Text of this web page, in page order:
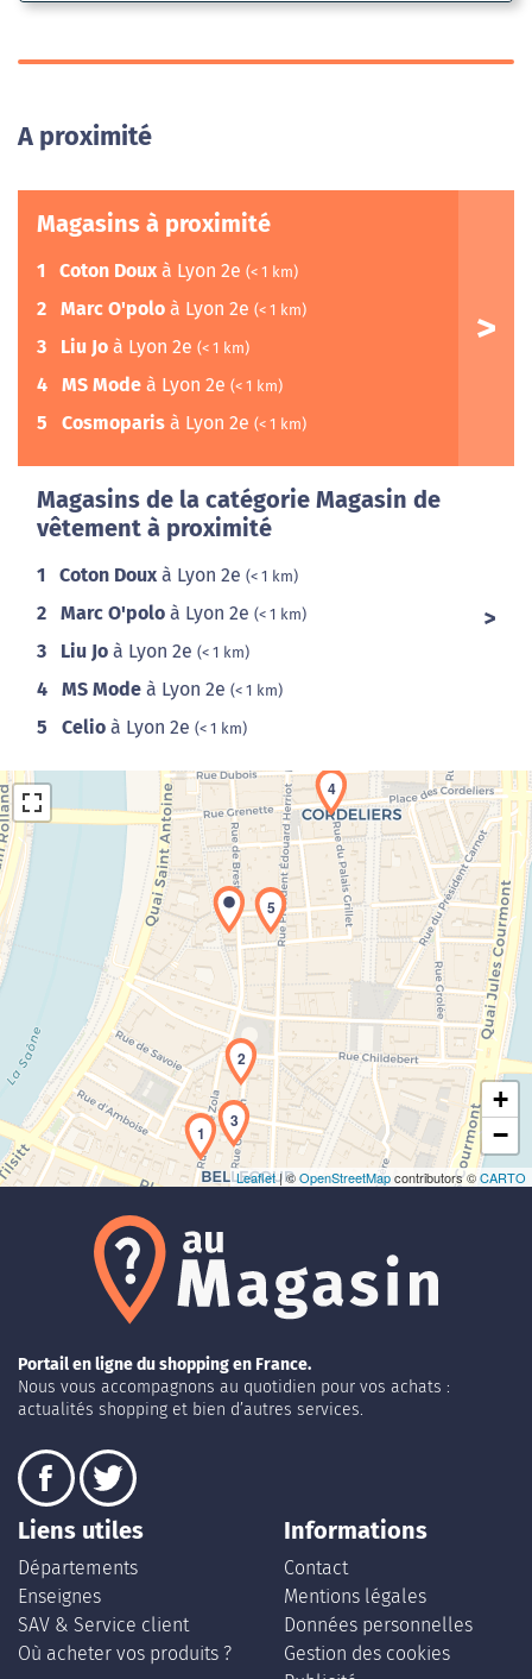
A proximité
Magasins à proximité
1 Coton Doux à Lyon 2e (< 1 km)
2 Marc O'polo à Lyon 2e (< 1 km)
3 Liu Jo à Lyon 2e (< 1 km)
4 MS Mode à Lyon 2e (< 1 km)
5 Cosmoparis à Lyon 2e (< 1 km)
Magasins de la catégorie Magasin de
vêtement à proximité
1 Coton Doux à Lyon 2e (< 1 km)
2 Marc O'polo à Lyon 2e (< 1 km)
3 Liu Jo à Lyon 2e (< 1 km)
4 MS Mode à Lyon 2e (< 1 km)
5 Celio à Lyon 2e (< 1 km)
Chargement de la carte en cours...
1
2
3
4
5
+
−
Leaflet| ©OpenStreetMapcontributors ©CARTO
Portail en ligne du shopping en France.
Nous vous accompagnons au quotidien pour vos achats :
actualités shopping et bien d’autres services.
Liens utiles
Départements
Enseignes
SAV & Service client
Où acheter vos produits ?
Informations
Contact
Mentions légales
Données personnelles
Gestion des cookies